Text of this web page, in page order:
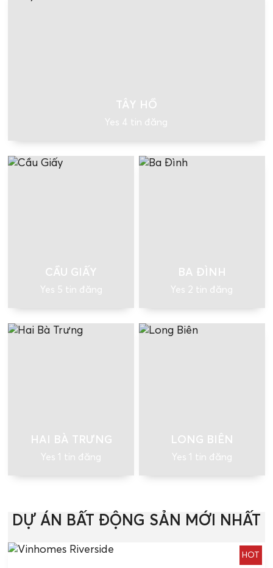
TÂY HỒ
Yes 4 tin đăng
CẦU GIẤY
Yes 5 tin đăng
BA ĐÌNH
Yes 2 tin đăng
HAI BÀ TRƯNG
Yes 1 tin đăng
LONG BIÊN
Yes 1 tin đăng
DỰ ÁN BẤT ĐỘNG SẢN MỚI NHẤT
HOT